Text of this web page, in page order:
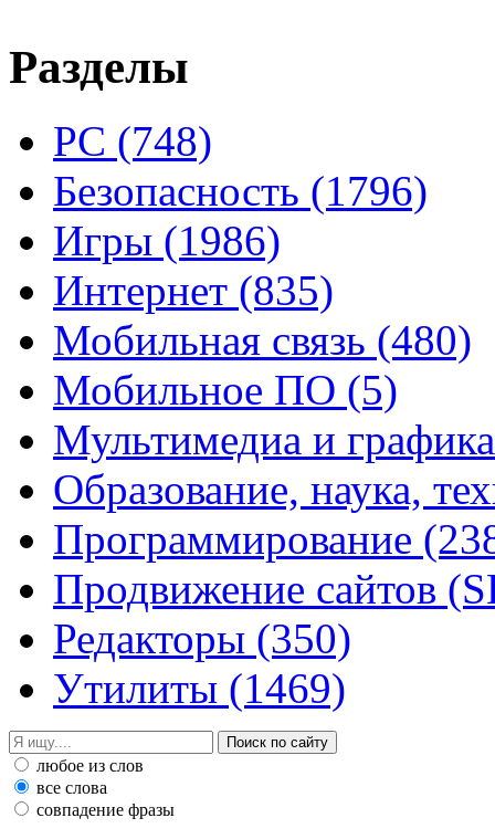
Разделы
PC (748)
Безопасность (1796)
Игры (1986)
Интернет (835)
Мобильная связь (480)
Мобильное ПО (5)
Мультимедиа и
Образование, наука,
Программирование
Продвижение сайтов
Редакторы (350)
Утилиты (1469)
любое из слов
все слова
совпадение фразы